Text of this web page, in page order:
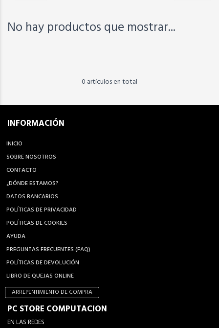
No hay productos que mostrar...
0 artículos en total
INFORMACIÓN
INICIO
SOBRE NOSOTROS
CONTACTO
¿DÓNDE ESTAMOS?
DATOS BANCARIOS
POLÍTICAS DE PRIVACIDAD
POLÍTICAS DE COOKIES
AYUDA
PREGUNTAS FRECUENTES (FAQ)
POLÍTICAS DE DEVOLUCIÓN
LIBRO DE QUEJAS ONLINE
ARREPENTIMIENTO DE COMPRA
PC STORE COMPUTACION
EN LAS REDES